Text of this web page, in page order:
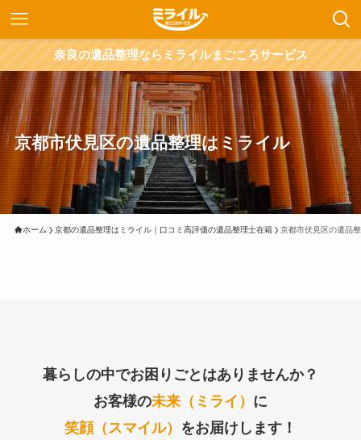
奈良の遺品整理ならミライルまごころサービス
京都市伏見区の遺品整理はミライル
ホーム 京都の遺品整理はミライル｜口コミ高評価の遺品整理士在籍 京都市伏見区の遺品
暮らしの中でお困りごとはありませんか？
お客様の未来（ミライ） に
笑顔（スマイル） をお届けします！